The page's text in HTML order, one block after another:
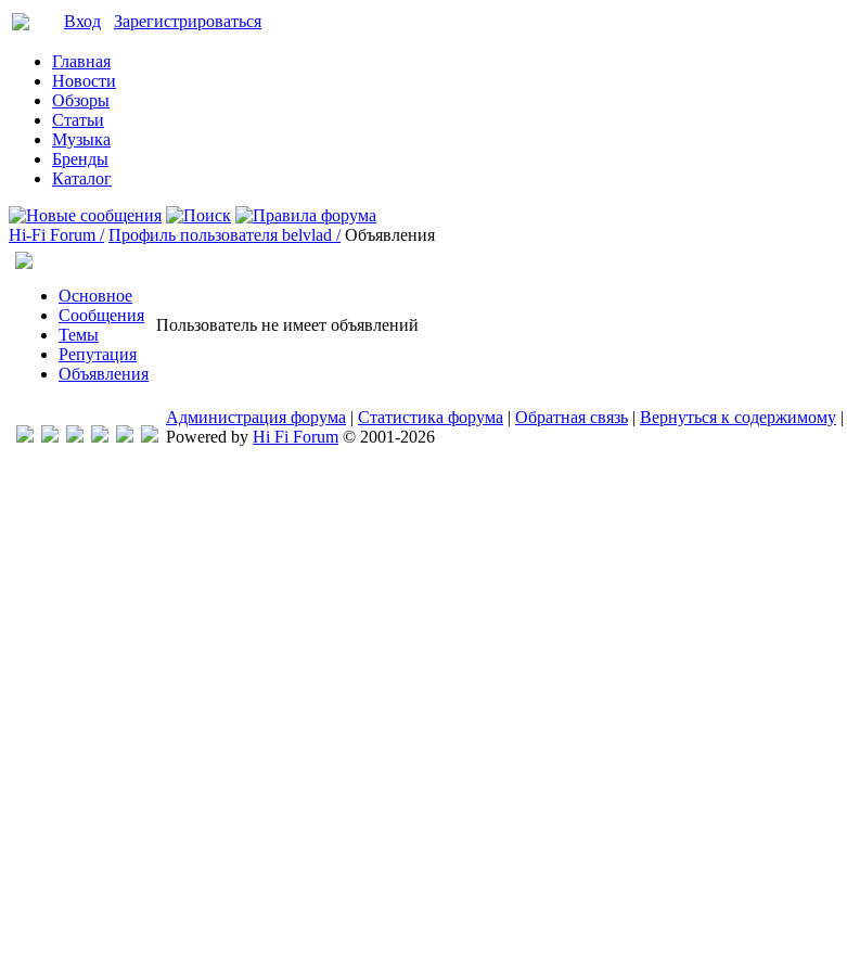
Вход Зарегистрироваться
Главная
Новости
Обзоры
Статьи
Музыка
Бренды
Каталог
Hi-Fi Forum / Профиль пользователя belvlad / Объявления
Основное
Сообщения
Темы
Репутация
Объявления
Пользователь не имеет объявлений
Администрация форума | Статистика форума | Обратная связь | Вернуться к содержимому |
Powered by Hi Fi Forum © 2001-2026